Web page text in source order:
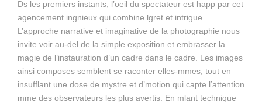
Ds les premiers instants, l’oeil du spectateur est happ par cet
agencement ingnieux qui combine lgret et intrigue.
L’approche narrative et imaginative de la photographie nous
invite voir au-del de la simple exposition et embrasser la
magie de l’instauration d’un cadre dans le cadre. Les images
ainsi composes semblent se raconter elles-mmes, tout en
insufflant une dose de mystre et d’motion qui capte l’attention
mme des observateurs les plus avertis. En mlant technique